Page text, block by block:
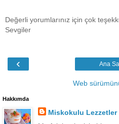
Değerli yorumlarınız için çok
Sevgiler
‹ Ana
Web
Hakkımda
Miskokulu Lezzetler